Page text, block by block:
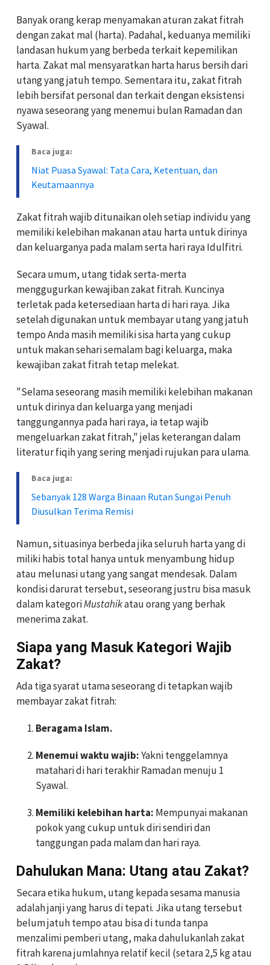
Banyak orang kerap menyamakan aturan zakat fitrah
dengan zakat mal (harta). Padahal, keduanya memiliki
landasan hukum yang berbeda terkait kepemilikan
harta. Zakat mal mensyaratkan harta harus bersih dari
utang yang jatuh tempo. Sementara itu, zakat fitrah
lebih bersifat personal dan terkait dengan eksistensi
nyawa seseorang yang menemui bulan Ramadan dan
Syawal.
Baca juga:
Niat Puasa Syawal: Tata Cara, Ketentuan, dan
Keutamaannya
Zakat fitrah wajib ditunaikan oleh setiap individu yang
memiliki kelebihan makanan atau harta untuk dirinya
dan keluarganya pada malam serta hari raya Idulfitri.
Secara umum, utang tidak serta-merta
menggugurkan kewajiban zakat fitrah. Kuncinya
terletak pada ketersediaan harta di hari raya. Jika
setelah digunakan untuk membayar utang yang jatuh
tempo Anda masih memiliki sisa harta yang cukup
untuk makan sehari semalam bagi keluarga, maka
kewajiban zakat fitrah tetap melekat.
"Selama seseorang masih memiliki kelebihan makanan
untuk dirinya dan keluarga yang menjadi
tanggungannya pada hari raya, ia tetap wajib
mengeluarkan zakat fitrah," jelas keterangan dalam
literatur fiqih yang sering menjadi rujukan para ulama.
Baca juga:
Sebanyak 128 Warga Binaan Rutan Sungai Penuh
Diusulkan Terima Remisi
Namun, situasinya berbeda jika seluruh harta yang di
miliki habis total hanya untuk menyambung hidup
atau melunasi utang yang sangat mendesak. Dalam
kondisi darurat tersebut, seseorang justru bisa masuk
dalam kategoriMustahikatau orang yang berhak
menerima zakat.
Siapa yang Masuk Kategori Wajib
Zakat?
Ada tiga syarat utama seseorang di tetapkan wajib
membayar zakat fitrah:
Beragama Islam.
Menemui waktu wajib:Yakni tenggelamnya
matahari di hari terakhir Ramadan menuju 1
Syawal.
Memiliki kelebihan harta: Mempunyai makanan
pokok yang cukup untuk diri sendiri dan
tanggungan pada malam dan hari raya.
Dahulukan Mana: Utang atau Zakat?
Secara etika hukum, utang kepada sesama manusia
adalah janji yang harus di tepati. Jika utang tersebut
belum jatuh tempo atau bisa di tunda tanpa
menzalimi pemberi utang, maka dahulukanlah zakat
fitrah karena jumlahnya relatif kecil (setara 2,5 kg atau